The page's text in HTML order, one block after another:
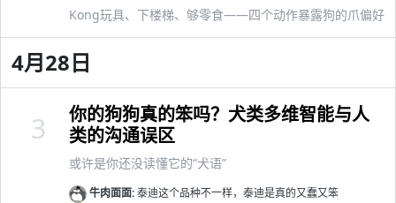
Kong玩具、下楼梯、够零食——四个动作暴露狗的爪偏好
4月28日
你的狗狗真的笨吗？犬类多维智能与人
类的沟通误区
或许是你还没读懂它的“犬语”
牛肉面面:泰迪这个品种不一样，泰迪是真的又蠢又笨
3